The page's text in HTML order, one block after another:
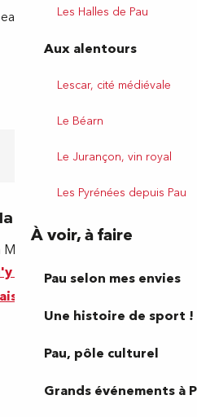
Les Halles de Pau
Aux alentours
Lescar, cité médiévale
Le Béarn
Le Jurançon, vin royal
Les Pyrénées depuis Pau
À voir, à faire
Pau selon mes envies
Une histoire de sport !
Pau, pôle culturel
Grands événements à
Primrose
64000 Pau
rendre
en train !